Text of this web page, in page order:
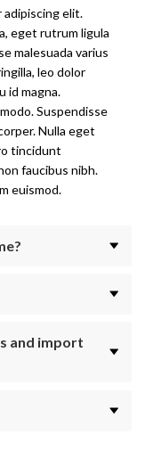
elit.
eget rutrum ligula
malesuada varius
leo dolor
id magna.
Suspendisse
Nulla eget
tincidunt
faucibus nibh.
euismod.
and import